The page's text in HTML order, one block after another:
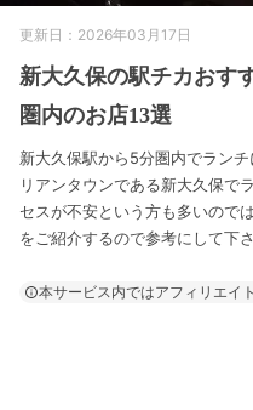
更新日：2026年03月17日
新大久保の駅チカおす
圏内のお店13選
新大久保駅から5分圏内でラン
リアンタウンである新大久保で
セスが不安という方も多いので
をご紹介するので参考にして下
本サービス内ではアフィリエイ